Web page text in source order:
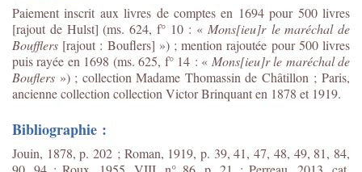
Paiement inscrit aux livres de comptes en 1694 pour 500 livres
[rajout de Hulst] (ms. 624, f° 10 : « Mons[ieu]r le maréchal de
Boufflers [rajout : Bouflers] ») ; mention rajoutée pour 500 livres
puis rayée en 1698 (ms. 625, f° 14 : « Mons[ieu]r le maréchal de
Bouflers ») ; collection Madame Thomassin de Châtillon ; Paris,
ancienne collection collection Victor Brinquant en 1878 et 1919.
Bibliographie :
Jouin, 1878, p. 202 ; Roman, 1919, p. 39, 41, 47, 48, 49, 81, 84,